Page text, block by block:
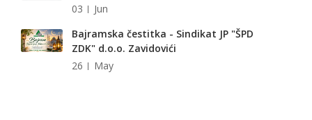
03
Jun
Bajramska čestitka - Sindikat JP "ŠPD
ZDK" d.o.o. Zavidovići
26
May